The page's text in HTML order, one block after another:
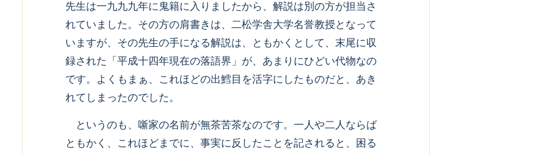
先生は一九九九年に鬼籍に入りましたから、解説は別の方が担当さ
れていました。その方の肩書きは、二松学舎大学名誉教授となって
いますが、その先生の手になる解説は、ともかくとして、末尾に収
録された「平成十四年現在の落語界」が、あまりにひどい代物なの
です。よくもまぁ、これほどの出鱈目を活字にしたものだと、あき
れてしまったのでした。
というのも、噺家の名前が無茶苦茶なのです。一人や二人ならば
ともかく、これほどまでに、事実に反したことを記されると、困る